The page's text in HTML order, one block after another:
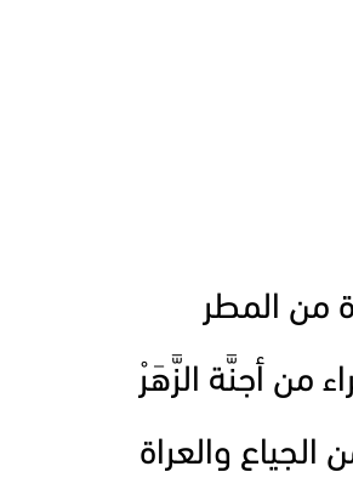
المطر
من أجنَّة الزَّهَرْ
والعراة